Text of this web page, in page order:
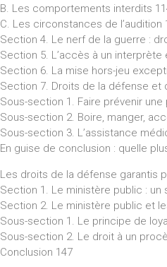
B. Les comportements interdits
C. Les circonstances de l’audition
Section 4. Le nerf de la guerre :
Section 5. L’accès à un
Section 6. La mise hors-jeu
Section 7. Droits de la défense et
Sous-section 1. Faire prévenir
Sous-section 2. Boire, manger,
Sous-section 3. L’assistance
En guise de conclusion : quelle
Les droits de la défense garantis
Section 1. Le ministère public : un
Section 2. Le ministère public et
Sous-section 1. Le principe de
Sous-section 2. Le droit à un
Conclusion 147